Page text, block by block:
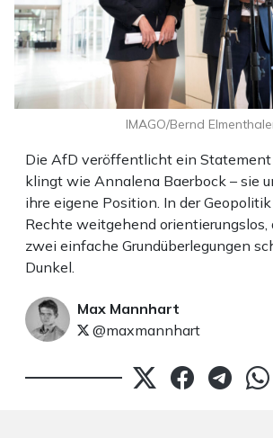
Die AfD veröffentlicht ein Statement
klingt wie Annalena Baerbock – sie
ihre eigene Position. In der
Rechte weitgehend orientierungslos,
zwei einfache Grundüberlegungen
Dunkel.
Max Mannhart
@maxmannhart
IMAGO/Bernd